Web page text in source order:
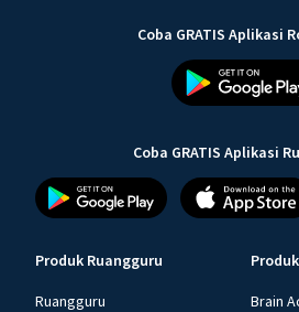
Coba GRATIS Aplikasi
Coba GRATIS Aplikasi
Produk Ruangguru
Ruangguru
Brain